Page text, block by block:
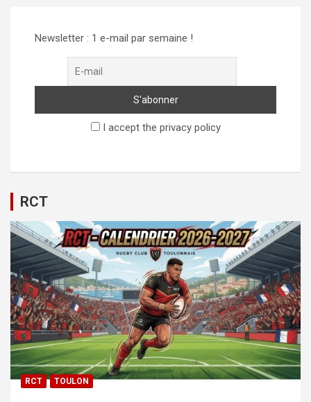
Newsletter : 1 e-mail par semaine !
I accept the privacy policy
RCT
RCT TOULON